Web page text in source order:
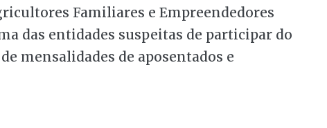
Familiares e Empreendedores
das entidades suspeitas de participar do
mensalidades de aposentados e